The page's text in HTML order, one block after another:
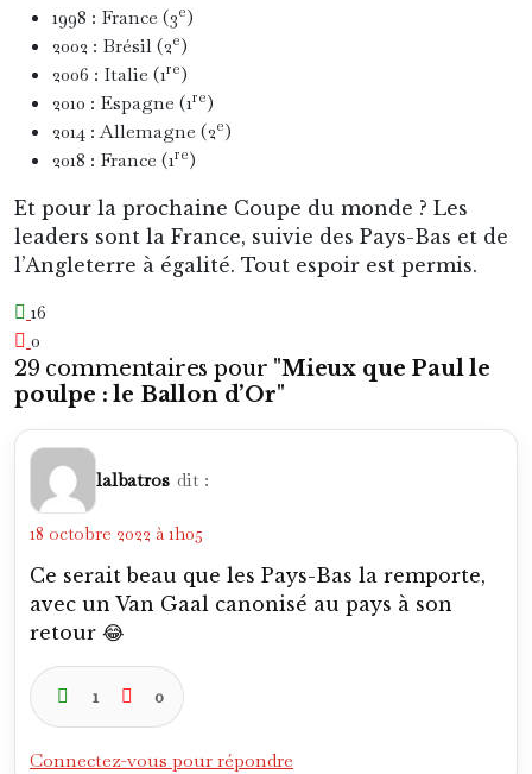
1998 : France (3e)
2002 : Brésil (2e)
2006 : Italie (1re)
2010 : Espagne (1re)
2014 : Allemagne (2e)
2018 : France (1re)
Et pour la prochaine Coupe du monde ? Les
leaders sont la France, suivie des Pays-Bas et de
l’Angleterre à égalité. Tout espoir est permis.
16
0
29 commentaires pour "Mieux que Paul le
poulpe : le Ballon d’Or"
lalbatros dit :
18 octobre 2022 à 1h05
Ce serait beau que les Pays-Bas la remporte,
avec un Van Gaal canonisé au pays à son
retour 😂
1 0
Connectez-vous pour répondre